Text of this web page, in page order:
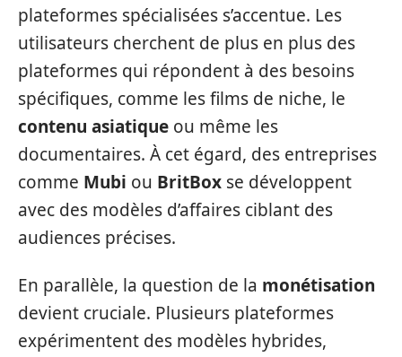
plateformes spécialisées s’accentue. Les
utilisateurs cherchent de plus en plus des
plateformes qui répondent à des besoins
spécifiques, comme les films de niche, le
contenu asiatique ou même les
documentaires. À cet égard, des entreprises
comme Mubi ou BritBox se développent
avec des modèles d’affaires ciblant des
audiences précises.
En parallèle, la question de la monétisation
devient cruciale. Plusieurs plateformes
expérimentent des modèles hybrides,